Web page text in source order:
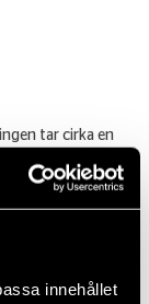
innehållet
tar cirka en
tillsammans